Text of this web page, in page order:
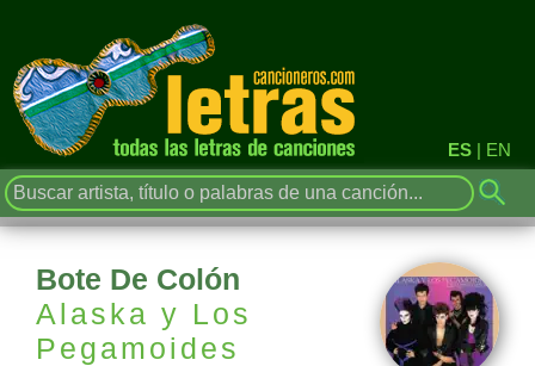
ES | EN
Bote De Colón
Alaska y Los
Pegamoides